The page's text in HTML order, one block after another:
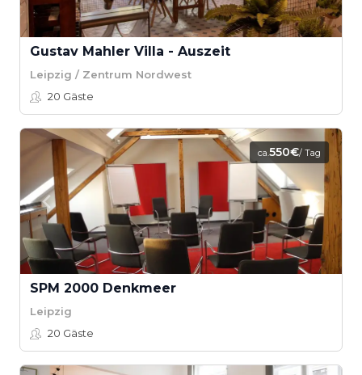
Gustav Mahler Villa - Auszeit
Leipzig / Zentrum Nordwest
20 Gäste
ca.550€/ Tag
SPM 2000 Denkmeer
Leipzig
20 Gäste